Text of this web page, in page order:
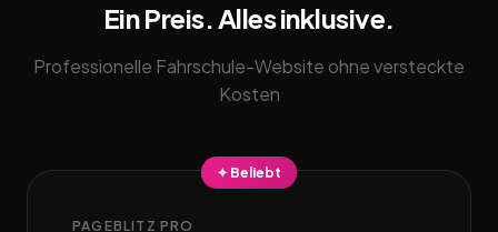
Ein Preis. Alles inklusive.
Professionelle Fahrschule-Website ohne versteckte
Kosten
✦ Beliebt
PAGEBLITZ PRO